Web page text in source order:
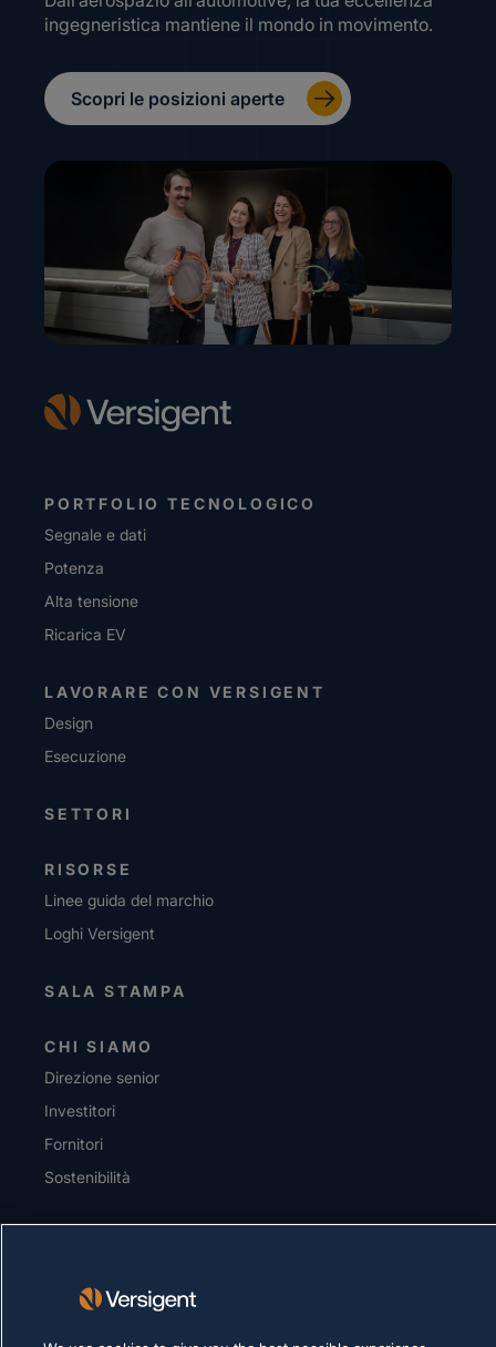
ingegneristica mantiene il mondo in movimento.
Scopri le posizioni aperte
PORTFOLIO TECNOLOGICO
Segnale e dati
Potenza
Alta tensione
Ricarica EV
LAVORARE CON VERSIGENT
Design
Esecuzione
SETTORI
RISORSE
Linee guida del marchio
Loghi Versigent
SALA STAMPA
CHI SIAMO
Direzione senior
Investitori
Fornitori
Sostenibilità
INFORMATIVA SULLA PRIVACY